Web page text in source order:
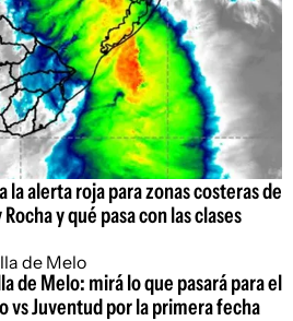
alerta roja para zonas costeras de
y qué pasa con las clases
de Melo: mirá lo que pasará para el
vs Juventud por la primera fecha